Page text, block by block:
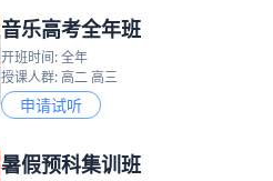
音乐高考全年班
开班时间: 全年
授课人群: 高二 高三
申请试听
暑假预科集训班